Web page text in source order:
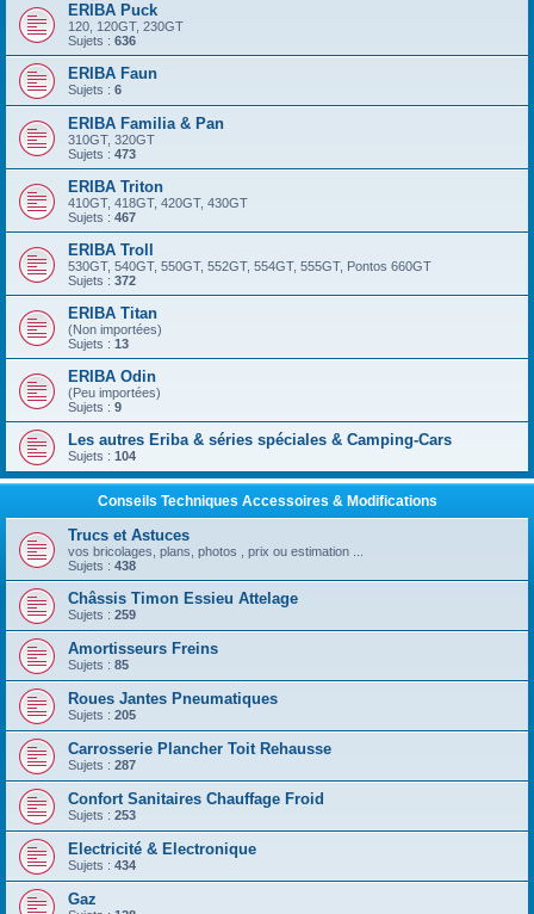
ERIBA Puck
120, 120GT, 230GT
Sujets : 636
ERIBA Faun
Sujets : 6
ERIBA Familia & Pan
310GT, 320GT
Sujets : 473
ERIBA Triton
410GT, 418GT, 420GT, 430GT
Sujets : 467
ERIBA Troll
530GT, 540GT, 550GT, 552GT, 554GT, 555GT, Pontos 660GT
Sujets : 372
ERIBA Titan
(Non importées)
Sujets : 13
ERIBA Odin
(Peu importées)
Sujets : 9
Les autres Eriba & séries spéciales & Camping-Cars
Sujets : 104
Conseils Techniques Accessoires & Modifications
Trucs et Astuces
vos bricolages, plans, photos , prix ou estimation ...
Sujets : 438
Châssis Timon Essieu Attelage
Sujets : 259
Amortisseurs Freins
Sujets : 85
Roues Jantes Pneumatiques
Sujets : 205
Carrosserie Plancher Toit Rehausse
Sujets : 287
Confort Sanitaires Chauffage Froid
Sujets : 253
Electricité & Electronique
Sujets : 434
Gaz